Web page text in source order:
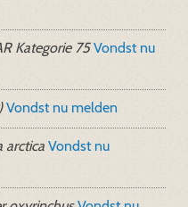
Kategorie 75 Vondst nu
Vondst nu melden
arctica Vondst nu